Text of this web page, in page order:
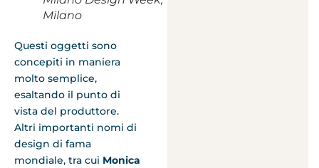
Milano
Questi oggetti sono
concepiti in maniera
molto semplice,
esaltando il punto di
vista del produttore.
Altri importanti nomi di
design di fama
mondiale, tra cui Monica